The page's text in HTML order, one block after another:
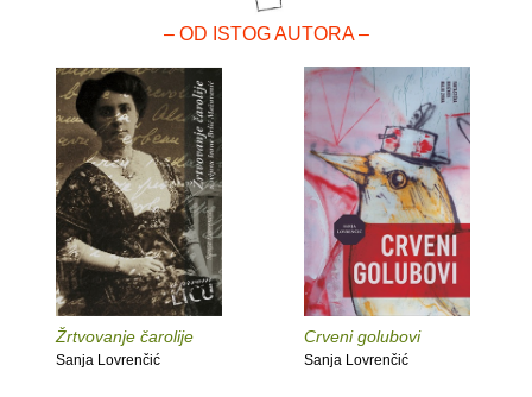
– OD ISTOG AUTORA –
Žrtvovanje čarolije
Sanja Lovrenčić
Crveni golubovi
Sanja Lovrenčić